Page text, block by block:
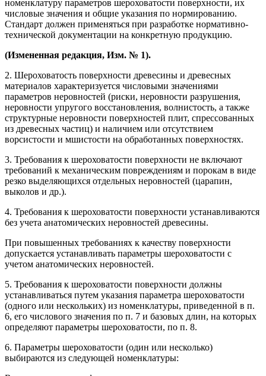
номенклатуру параметров шероховатости поверхности, их
числовые значения и общие указания по нормированию.
Стандарт должен применяться при разработке нормативно-
технической документации на конкретную продукцию.
(Измененная редакция, Изм. № 1).
2. Шероховатость поверхности древесины и древесных
материалов характеризуется числовыми значениями
параметров неровностей (риски, неровности разрушения,
неровности упругого восстановления, волнистость, а также
структурные неровности поверхностей плит, спрессованных
из древесных частиц) и наличием или отсутствием
ворсистости и мшистости на обработанных поверхностях.
3. Требования к шероховатости поверхности не включают
требований к механическим повреждениям и порокам в виде
резко выделяющихся отдельных неровностей (царапин,
выколов и др.).
4. Требования к шероховатости поверхности устанавливаются
без учета анатомических неровностей древесины.
При повышенных требованиях к качеству поверхности
допускается устанавливать параметры шероховатости с
учетом анатомических неровностей.
5. Требования к шероховатости поверхности должны
устанавливаться путем указания параметра шероховатости
(одного или нескольких) из номенклатуры, приведенной в п.
6, его числового значения по п. 7 и базовых длин, на которых
определяют параметры шероховатости, по п. 8.
6. Параметры шероховатости (один или несколько)
выбираются из следующей номенклатуры: